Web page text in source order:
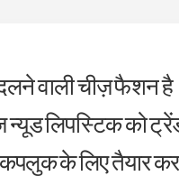
वाली चीज़ फैशन
लिपस्टिक को ट्रेंड
के लिए तैयार